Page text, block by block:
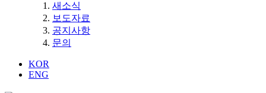
새소식
보도자료
공지사항
문의
KOR
ENG